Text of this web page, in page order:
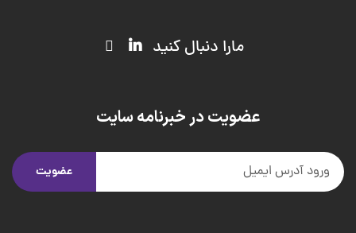
مارا دنبال کنید
عضویت در خبرنامه سایت